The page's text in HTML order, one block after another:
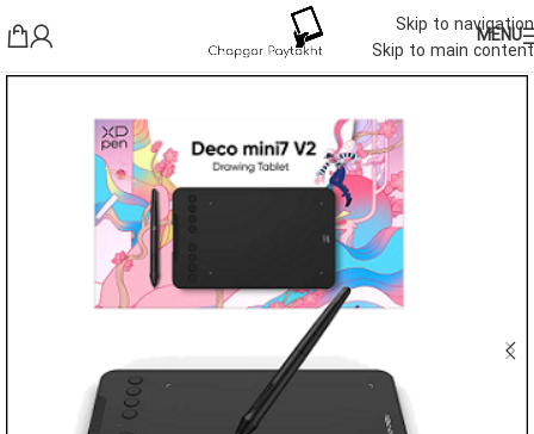
Skip to navigation
Skip to main content
MENU